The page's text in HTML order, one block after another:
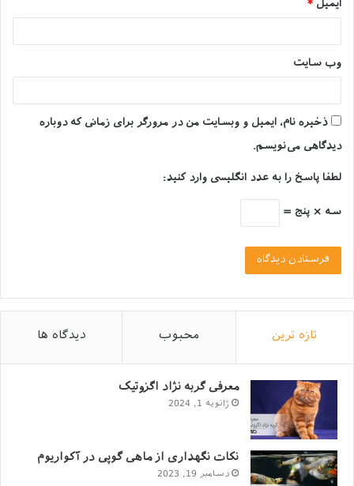
مورد نیاز و مکمل‌های تغذیه حیوانات، می‌توانید با مراجعه به
فروشگاه اینترنتی لوازم حیوانات خانگی، محصولات باکیفیت و
متنوع تهیه فرمایید.
منابع ویتامین D چیست؟
ویتامین D به دو شکل در دسترس است. دسته‌ی اول ویتامین
می‌باشد.
طولانی‌تری در بدن می‌ماند. تامین ویتامین D مورد نیاز بدن از
ایمیل *
وب‌ سایت
ذخیره نام، ایمیل و وبسایت من در مرورگر برای زمانی که دوباره
دیدگاهی می‌نویسم.
لطفا پاسخ را به عدد انگلیسی وارد کنید:
سه × پنج =
تازه ترین محبوب دیدگاه ها
معرفی گربه نژاد اگزوتیک
ژانویه 1, 2024
نکات نگهداری از ماهی گوپی در آکواریوم
دسامبر 19, 2023